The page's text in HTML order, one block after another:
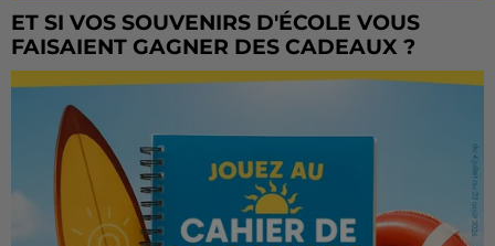
ET SI VOS SOUVENIRS D'ÉCOLE VOUS
FAISAIENT GAGNER DES CADEAUX ?